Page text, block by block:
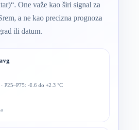
One važe kao širi signal za
a ne kao precizna prognoza
ili datum.
P25–P75: -0.6 do +2.3 °C